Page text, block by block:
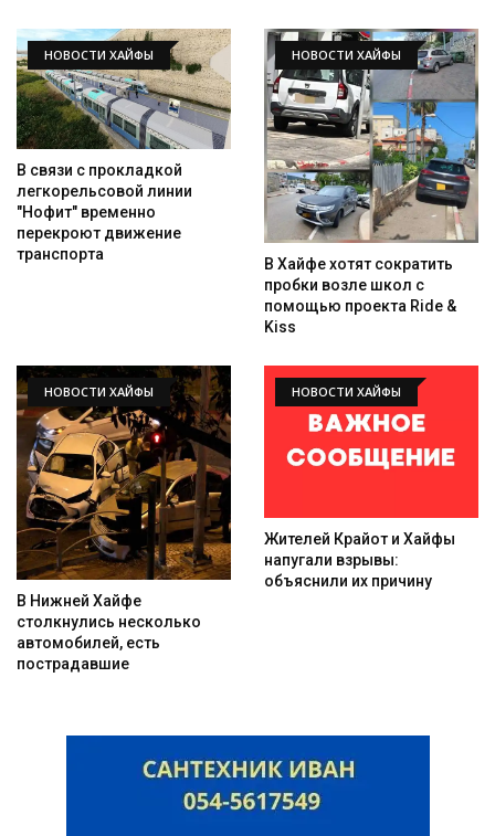
НОВОСТИ ХАЙФЫ
В связи с прокладкой
легкорельсовой линии
"Нофит" временно
перекроют движение
транспорта
НОВОСТИ ХАЙФЫ
В Хайфе хотят сократить
пробки возле школ с
помощью проекта Ride &
Kiss
НОВОСТИ ХАЙФЫ
В Нижней Хайфе
столкнулись несколько
автомобилей, есть
пострадавшие
НОВОСТИ ХАЙФЫ
Жителей Крайот и Хайфы
напугали взрывы:
объяснили их причину